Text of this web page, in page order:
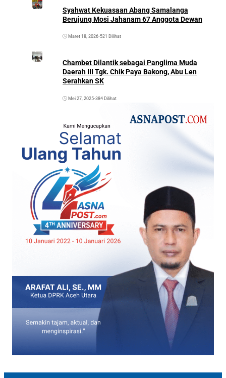
Syahwat Kekuasaan Abang Samalanga
Berujung Mosi Jahanam 67 Anggota Dewan
Maret 18, 2026•521 Dilihat
Chambet Dilantik sebagai Panglima Muda
Daerah III Tgk. Chik Paya Bakong, Abu Len
Serahkan SK
Mei 27, 2025•384 Dilihat